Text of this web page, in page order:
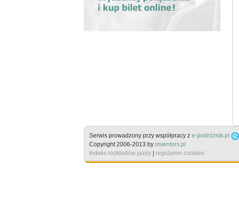
Serwis prowadzony przy współpracy z e-podróżnik.pl
Copyright 2006-2013 by inventors.pl
Indeks rozkładów jazdy
regulamin cookies